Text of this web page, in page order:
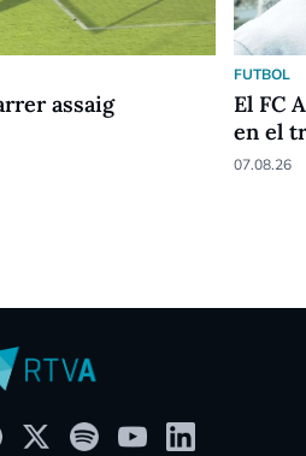
assaig
FUTBOL
El FC
en el
07.08.26